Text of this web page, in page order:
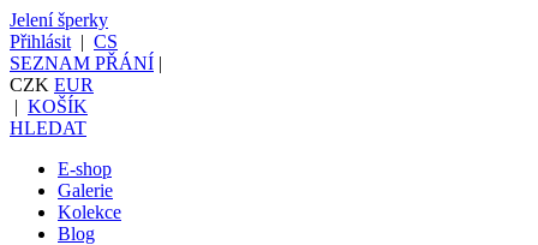
Jelení šperky
Přihlásit | CS
SEZNAM PŘÁNÍ |
CZK EUR
| KOŠÍK
HLEDAT
E-shop
Galerie
Kolekce
Blog